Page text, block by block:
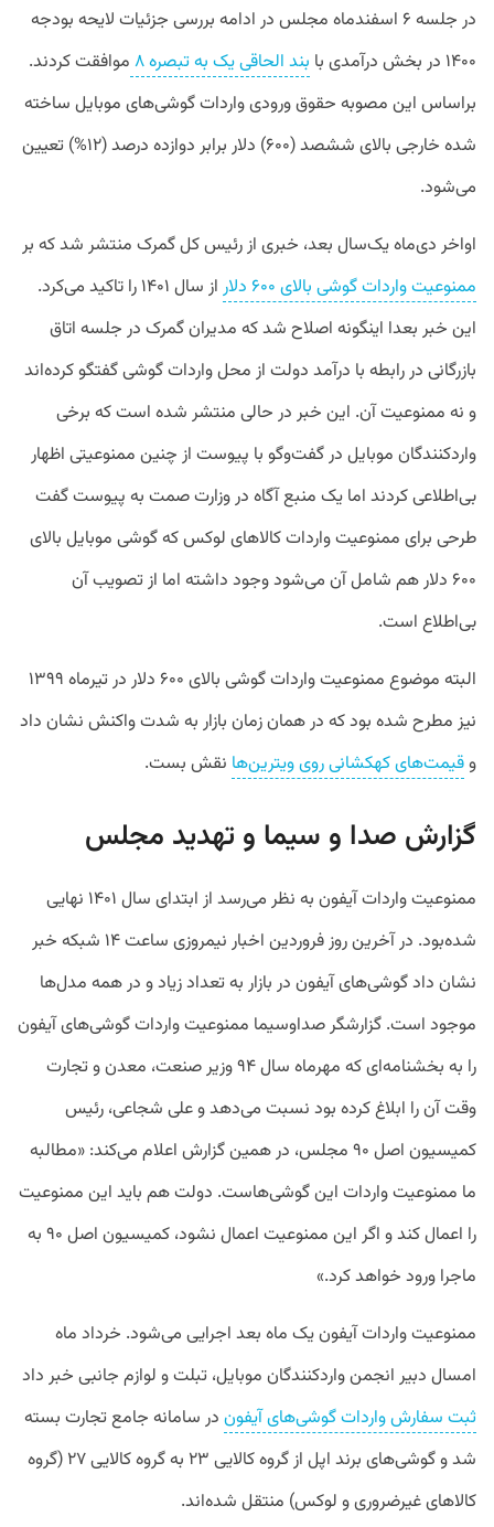
در جلسه ۶ اسفندماه مجلس در ادامه بررسی جزئیات لایحه بودجه
۱۴۰۰ در بخش درآمدی با
بند الحاقی یک به تبصره ۸
موافقت کردند.
براساس این مصوبه حقوق ورودی واردات گوشی‌های موبایل ساخته
شده خارجی بالای ششصد (۶۰۰) دلار برابر دوازده درصد (۱۲%) تعیین
می‌‌شود.
اواخر دی‌ماه یک‌سال بعد، خبری از رئیس کل گمرک منتشر شد که بر
ممنوعیت واردات گوشی بالای ۶۰۰ دلار
از سال ۱۴۰۱ را تاکید می‌کرد.
این خبر بعدا اینگونه اصلاح شد که مدیران گمرک در جلسه اتاق
بازرگانی در رابطه با درآمد دولت از محل واردات گوشی گفتگو کرده‌اند
و نه ممنوعیت آن. این خبر در حالی منتشر شده است که برخی
واردکنندگان موبایل در گفت‌وگو با پیوست از چنین ممنوعیتی اظهار
بی‌اطلاعی کردند اما یک منبع آگاه در وزارت صمت به پیوست گفت
طرحی برای ممنوعیت واردات کالاهای لوکس که گوشی موبایل بالای
۶۰۰ دلار هم شامل آن می‌شود وجود داشته اما از تصویب آن
بی‌اطلاع است.
البته موضوع ممنوعیت واردات گوشی بالای ۶۰۰ دلار در تیرماه ۱۳۹۹
نیز مطرح شده بود که در همان زمان بازار به شدت واکنش نشان داد
وقیمت‌های کهکشانی روی ویترین‌ها نقش بست.
گزارش صدا و سیما و تهدید مجلس
ممنوعیت واردات آیفون به نظر می‌رسد از ابتدای سال ۱۴۰۱ نهایی
شده‌بود. در آخرین روز فروردین اخبار نیمروزی ساعت ۱۴ شبکه خبر
نشان داد گوشی‌های آیفون در بازار به تعداد زیاد و در همه مدل‌ها
موجود است. گزارشگر صداوسیما ممنوعیت واردات گوشی‌های آیفون
را به بخشنامه‌ای که مهرماه سال ۹۴ وزیر صنعت، معدن و تجارت
وقت آن را ابلاغ کرده بود نسبت می‌دهد و علی شجاعی، رئیس
کمیسیون اصل ۹۰ مجلس، در همین گزارش اعلام می‌کند: «مطالبه
ما ممنوعیت واردات این گوشی‌هاست. دولت هم باید این ممنوعیت
را اعمال کند و اگر این ممنوعیت اعمال نشود، کمیسیون اصل ۹۰ به
ماجرا ورود خواهد کرد.»
ممنوعیت واردات آیفون یک ماه بعد اجرایی می‌شود. خرداد ماه
امسال دبیر انجمن واردکنندگان موبایل، تبلت و لوازم جانبی خبر داد
ثبت سفارش واردات گوشی‌های آیفون در سامانه جامع تجارت بسته
شد و گوشی‌های برند اپل از گروه‌ کالایی ۲۳ به گروه کالایی ۲۷ (گروه
کالاهای غیرضروری و لوکس) منتقل شده‌اند.